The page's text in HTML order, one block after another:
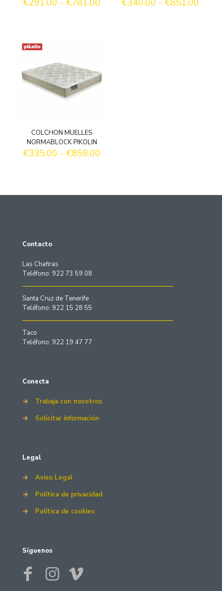
COLCHON MUELLES
NORMABLOCK PIKOLIN
€335.00 - €859.00
Contacto
Las Chafiras
Teléfono: 922 73 59 08
Santa Cruz de Tenerife
Teléfono: 922 15 28 55
Taco
Teléfono: 922 19 47 77
Conecta
→
Trabaja con nosotros
→
Solicitar información
Legal
→
Aviso Legal
→
Política de privacidad
→
Política de cookies
Síguenos